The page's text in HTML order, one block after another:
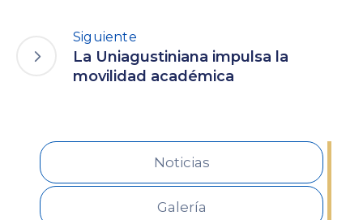
Siguiente
La Uniagustiniana impulsa la
movilidad académica
Noticias
Galería